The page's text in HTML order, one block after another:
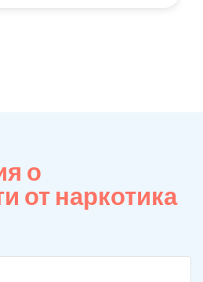
о
от наркотика